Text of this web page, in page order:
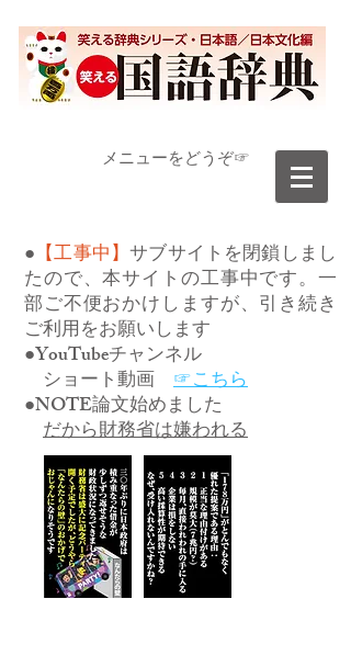
​メニューをどうぞ☞
● 【工事中】サブサイトを閉鎖しまし
たので、本サイトの工事中です。一
部ご不便おかけしますが、引き続き
ご利用をお願いします
●YouTubeチャンネル
ショート動画 ☞こちら
●NOTE論文始めました
だから財務省は嫌われる